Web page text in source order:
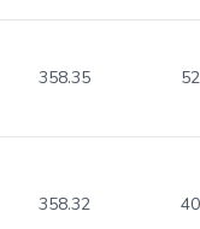
358.35
358.32